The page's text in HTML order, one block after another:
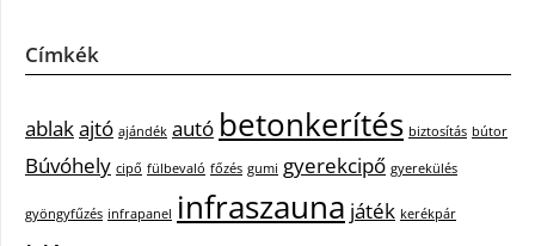
Címkék
ablakajtó ajándék autó betonkerítés biztosítás bútor
Búvóhely cipő fülbevaló főzés gumi gyerekcipő gyerekülés
gyöngyfűzés infrapanel infraszauna játék kerékpár